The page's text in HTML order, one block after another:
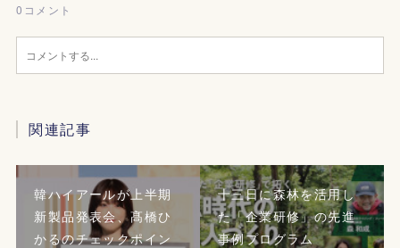
0 コメント
関連記事
韓ハイアールが上半期
新製品発表会、髙橋ひ
かるのチェックポイン
十三日に森林を活用し
た「企業研修」の先進
事例プログラム